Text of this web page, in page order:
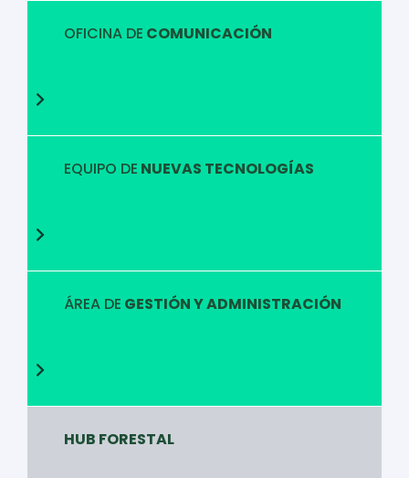
OFICINA DE COMUNICACIÓN
EQUIPO DE NUEVAS TECNOLOGÍAS
ÁREA DE GESTIÓN Y ADMINISTRACIÓN
HUB FORESTAL